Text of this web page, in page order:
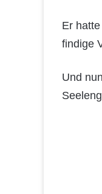
Er
findige
Und